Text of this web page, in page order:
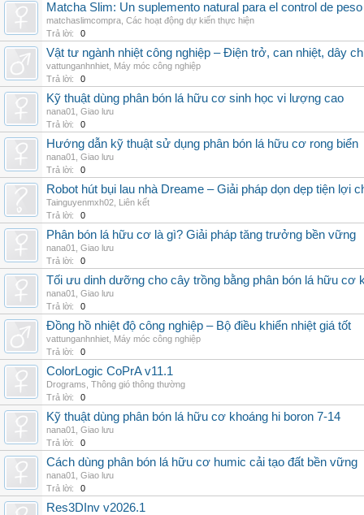
Matcha Slim: Un suplemento natural para el control de peso
matchaslimcompra Các hoạt động dự kiến thực hiện
Trả lời:
0
Vật tư ngành nhiệt công nghiệp – Điện trở, can nhiệt, dây
vattunganhnhiet Máy móc công nghiệp
Trả lời:
0
Kỹ thuật dùng phân bón lá hữu cơ sinh học vi lượng cao
nana01
Giao lưu
Trả lời:
0
Hướng dẫn kỹ thuật sử dụng phân bón lá hữu cơ rong biển
nana01
Giao lưu
Trả lời:
0
Robot hút bụi lau nhà Dreame – Giải pháp dọn dẹp tiện lợi
Tainguyenmxh02 Liên kết
Trả lời:
0
Phân bón lá hữu cơ là gì? Giải pháp tăng trưởng bền vững
nana01
Giao lưu
Trả lời:
0
Tối ưu dinh dưỡng cho cây trồng bằng phân bón lá hữu cơ
nana01
Giao lưu
Trả lời:
0
Đồng hồ nhiệt độ công nghiệp – Bộ điều khiển nhiệt giá tốt
vattunganhnhiet Máy móc công nghiệp
Trả lời:
0
ColorLogic CoPrA v11.1
Drograms Thông gió thông thường
Trả lời:
0
Kỹ thuật dùng phân bón lá hữu cơ khoáng hi boron 7-14
nana01
Giao lưu
Trả lời:
0
Cách dùng phân bón lá hữu cơ humic cải tạo đất bền vững
nana01
Giao lưu
Trả lời:
0
Res3DInv v2026.1